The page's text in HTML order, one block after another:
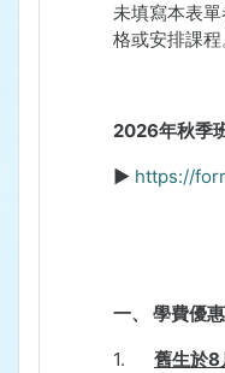
未填寫本表
格或安排課程
2026年秋季
► https://
一、 學費優惠
1. 舊生於8